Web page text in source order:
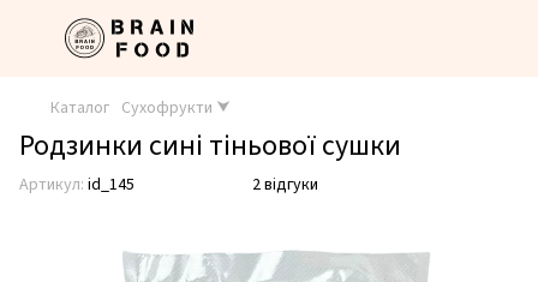
Каталог Сухофрукти ⮟
Родзинки сині тіньової сушки
Артикул: id_145 2 відгуки